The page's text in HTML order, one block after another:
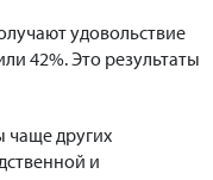
удовольствие
42%. Это результаты
чаще других
и